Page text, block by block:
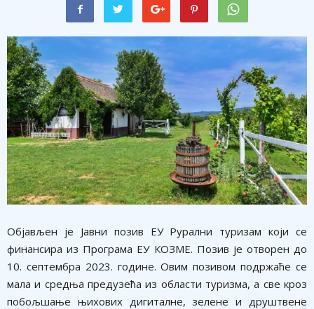
​Објављен је Јавни позив ЕУ Рурални туризам који се
финансира из Програма ЕУ КОЗМЕ. Позив је отворен до
10. септембра 2023. године. Овим позивом подржаће се
мала и средња предузећа из области туризма, а све кроз
побољшање њихових дигиталне, зелене и друштвене